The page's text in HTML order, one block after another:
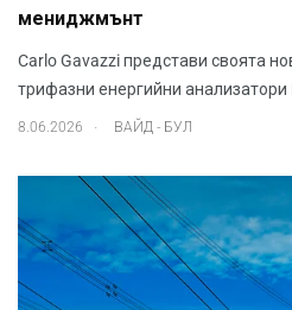
мениджмънт
Carlo Gavazzi представи своята
трифазни енергийни анализатори
8.06.2026 . ВАЙД - БУЛ